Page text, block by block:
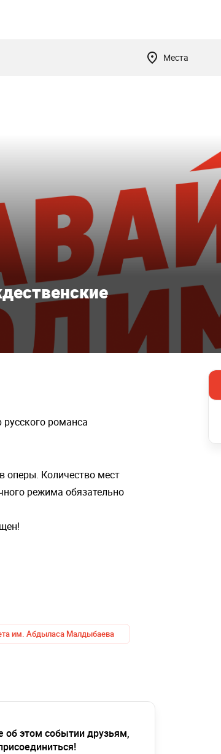
Места
романса
оперы. Количество мест
режима обязательно
им. Абдыласа Малдыбаева
об этом событии друзьям,